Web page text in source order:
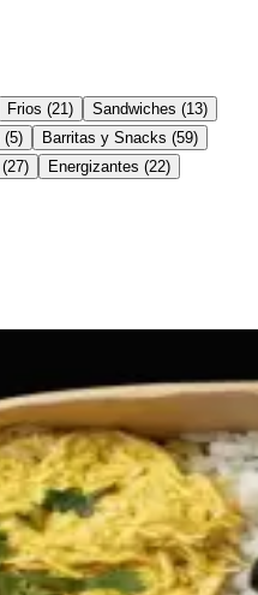
Frios (21 ) Sandwiches (13)
(5) Barritas y Snacks (59)
(27) Energizantes (22)